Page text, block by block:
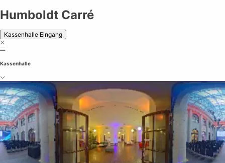
Humboldt Carré
Kassenhalle Eingang
Kassenhalle